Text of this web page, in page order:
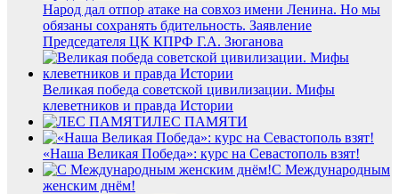
Народ дал отпор атаке на совхоз имени Ленина. Но мы
обязаны сохранять бдительность. Заявление
Председателя ЦК КПРФ Г.А. Зюганова
Великая победа советской цивилизации. Мифы
клеветников и правда Истории
ЛЕС ПАМЯТИ
«Наша Великая Победа»: курс на Севастополь взят!
С Международным
женским днём!